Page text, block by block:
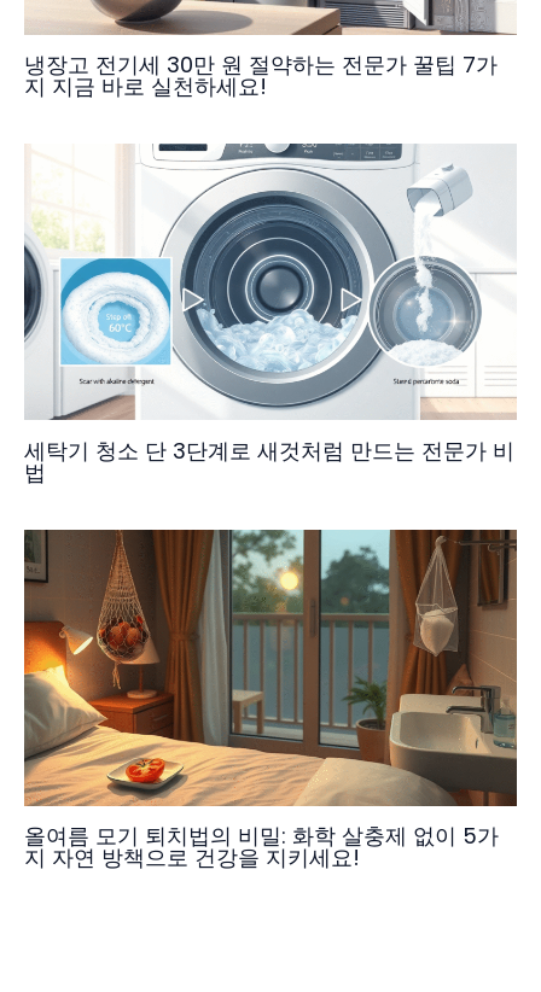
냉장고 전기세 30만 원 절약하는 전문가 꿀팁 7가
지 지금 바로 실천하세요!
세탁기 청소 단 3단계로 새것처럼 만드는 전문가 비
법
올여름 모기 퇴치법의 비밀: 화학 살충제 없이 5가
지 자연 방책으로 건강을 지키세요!